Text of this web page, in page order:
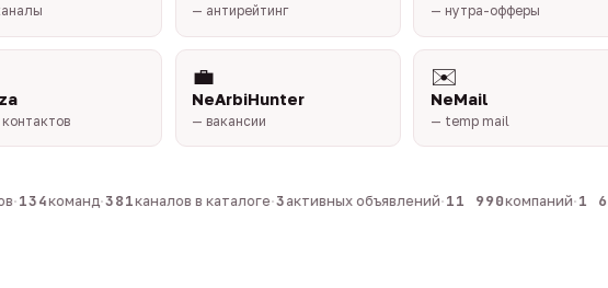
— антирейтинг — нутра-офферы
💼
NeArbiHunter
— вакансии
✉️
NeMail
— temp mail
134команд·381каналов в каталоге·3активных объявлений·11 990компаний·1